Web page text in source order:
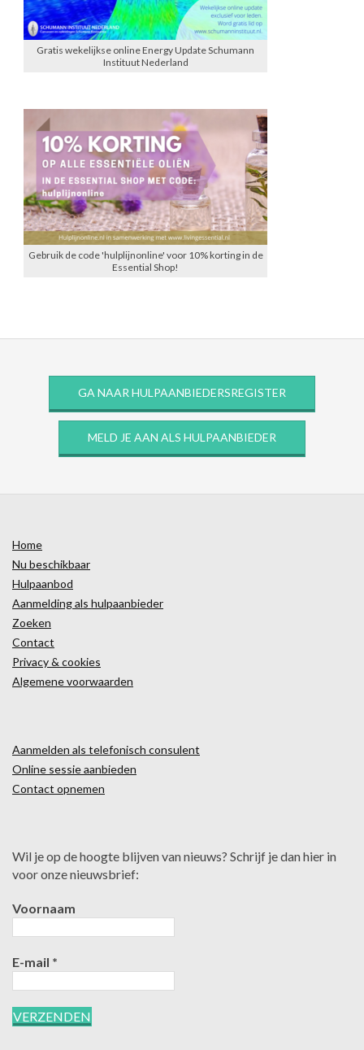
Gratis wekelijkse online Energy Update Schumann
Instituut Nederland
Gebruik de code 'hulplijnonline' voor 10% korting in de
Essential Shop!
GA NAAR HULPAANBIEDERSREGISTER
MELD JE AAN ALS HULPAANBIEDER
Home
Nu beschikbaar
Hulpaanbod
Aanmelding als hulpaanbieder
Zoeken
Contact
Privacy & cookies
Algemene voorwaarden
Aanmelden als telefonisch consulent
Online sessie aanbieden
Contact opnemen
Wil je op de hoogte blijven van nieuws? Schrijf je dan hier in
voor onze nieuwsbrief:
Voornaam
E-mail *